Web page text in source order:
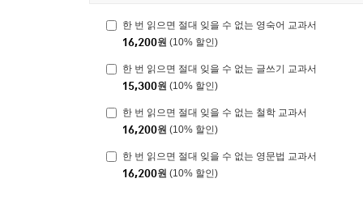
한 번 읽으면 절대 잊을 수 없는 영숙어 교과서
16,200원 (10% 할인)
한 번 읽으면 절대 잊을 수 없는 글쓰기 교과서
15,300원 (10% 할인)
한 번 읽으면 절대 잊을 수 없는 철학 교과서
16,200원 (10% 할인)
한 번 읽으면 절대 잊을 수 없는 영문법 교과서
16,200원 (10% 할인)